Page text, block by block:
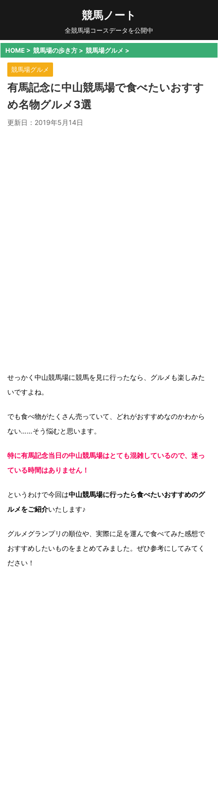
競馬ノート
全競馬場コースデータを公開中
HOME > 競馬場の歩き方 > 競馬場グルメ >
競馬場グルメ
有馬記念に中山競馬場で食べたいおすす
め名物グルメ3選
更新日： 2019年5月14日
せっかく中山競馬場に競馬を見に行ったなら、グルメも楽しみた
いですよね。
でも食べ物がたくさん売っていて、どれがおすすめなのかわから
ない……そう悩むと思います。
特に有馬記念当日の中山競馬場はとても混雑しているので、迷っ
ている時間はありません！
というわけで今回は中山競馬場に行ったら食べたいおすすめのグ
ルメをご紹介いたします♪
グルメグランプリの順位や、実際に足を運んで食べてみた感想で
おすすめしたいものをまとめてみました。ぜひ参考にしてみてく
ださい！